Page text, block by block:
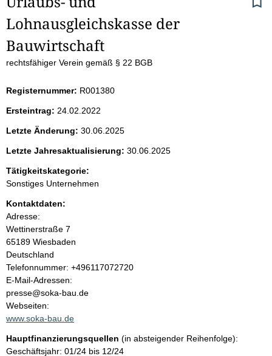
e
i
e
n
i
n
h
a
l
t
Lohnausgleichskasse der
Bauwirtschaft
rechtsfähiger Verein gemäß § 22 BGB
Registernummer: R001380
Ersteintrag: 24.02.2022
Letzte Änderung: 30.06.2025
Letzte Jahresaktualisierung: 30.06.2025
Tätigkeitskategorie:
Sonstiges Unternehmen
Kontaktdaten:
Adresse:
Wettinerstraße 7
65189 Wiesbaden
Deutschland
K
o
n
t
a
t
Telefonnummer: +496117072720
E-Mail-Adressen:
presse@soka-bau.de
Webseiten:
www.soka-bau.de
Hauptfinanzierungsquellen (in absteigender Reihenfolge):
Geschäftsjahr: 01/24 bis 12/24